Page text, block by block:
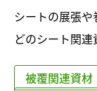
シートの展張
どのシート関連
被覆関連資材